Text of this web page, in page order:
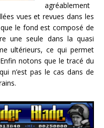
agréablement
vues et revues dans les
le fond est composé de
une seule dans la quasi
ultérieurs, ce qui permet
notons que le tracé du
n’est pas le cas dans de